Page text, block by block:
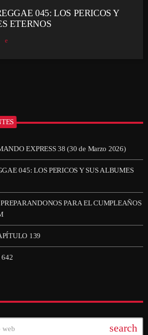
045: LOS PERICOS Y
ETERNOS
EXPRESS 38 (30 de Marzo 2026)
045: LOS PERICOS Y SUS ALBUMES
PARA EL CUMPLEAÑOS
139
642
search